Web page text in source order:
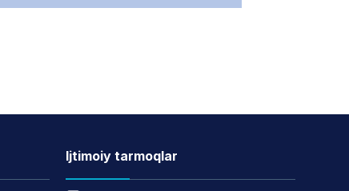
Ijtimoiy tarmoqlar